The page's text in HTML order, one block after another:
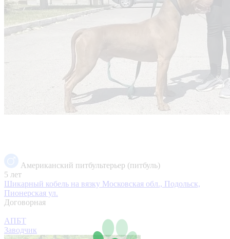
Американский питбультерьер (питбуль)
5 лет
Шикарный кобель на вязку Московская обл., Подольск,
Пионерская ул.
Договорная
АПБТ
Заводчик